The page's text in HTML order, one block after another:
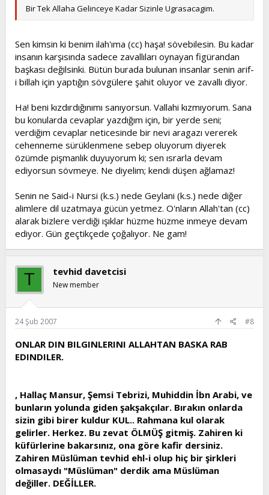
Bir Tek Allaha Gelinceye Kadar Sizinle Ugrasacagim.
Sen kimsin ki benim ilah'ıma (cc) haşa! sövebilesin. Bu kadar
insanın karşısında sadece zavallıları oynayan figürandan
başkası değilsinki. Bütün burada bulunan insanlar senin arif-
i billah için yaptığın sövgülere şahit oluyor ve zavallı diyor.
Ha! beni kızdırdığınımı sanıyorsun. Vallahi kızmıyorum. Sana
bu konularda cevaplar yazdığım için, bir yerde seni;
verdiğim cevaplar neticesinde bir nevi aragazı vererek
cehenneme sürüklenmene sebep oluyorum diyerek
özümde pişmanlık duyuyorum ki; sen ısrarla devam
ediyorsun sövmeye. Ne diyelim; kendi düşen ağlamaz!
Senin ne Said-i Nursi (k.s.) nede Geylani (k.s.) nede diğer
alimlere dil uzatmaya gücün yetmez. O'nların Allah'tan (cc)
alarak bizlere verdiği ışıklar hüzme hüzme inmeye devam
ediyor. Gün geçtikçede çoğalıyor. Ne gam!
T tevhid davetcisi
New member
24 Şub 2007 #8
ONLAR DIN BILGINLERINI ALLAHTAN BASKA RAB
EDINDILER.
, Hallaç Mansur, Şemsi Tebrizi, Muhiddin İbn Arabi, ve
bunların yolunda giden şakşakçılar. Bırakın onlarda
sizin gibi birer kuldur KUL.. Rahmana kul olarak
gelirler. Herkez. Bu zevat ÖLMÜŞ gitmiş. Zahiren ki
küfürlerine bakarsınız, ona göre kafir dersiniz.
Zahiren Müslüman tevhid ehl-i olup hiç bir şirkleri
olmasaydı "Müslüman" derdik ama Müslüman
değiller. DEĞİLLER.